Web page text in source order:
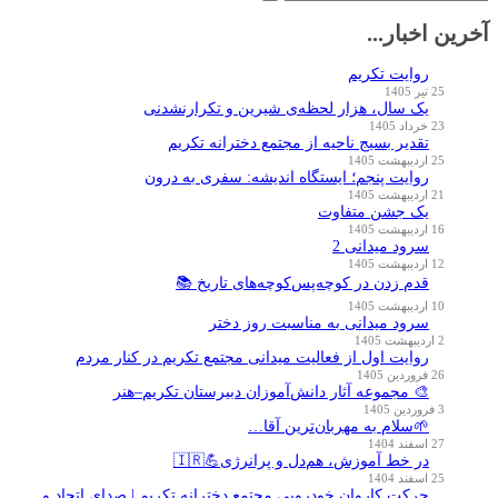
برای:
آخرین اخبار...
روایت تکریم
25 تیر 1405
یک سال، هزار لحظه‌ی شیرین و تکرارنشدنی
23 خرداد 1405
تقدیر بسیج ناحیه از مجتمع دخترانه تکریم
25 اردیبهشت 1405
روایت پنجم؛ ایستگاه اندیشه: سفری به درون
21 اردیبهشت 1405
یک جشن متفاوت
16 اردیبهشت 1405
سرود میدانی 2
12 اردیبهشت 1405
قدم زدن در کوچه‌پس‌کوچه‌های تاریخ 📚
10 اردیبهشت 1405
سرود میدانی به مناسبت روز دختر
2 اردیبهشت 1405
روایت اول از فعالیت میدانی مجتمع تکریم در کنار مردم
26 فروردین 1405
🎨 مجموعه آثار دانش‌آموزان دبیرستان تکریم–هنر
3 فروردین 1405
🌱سلام به مهربان‌ترین آقا…
27 اسفند 1404
در خط آموزش، هم‌دل و پرانرژی💪🇮🇷
25 اسفند 1404